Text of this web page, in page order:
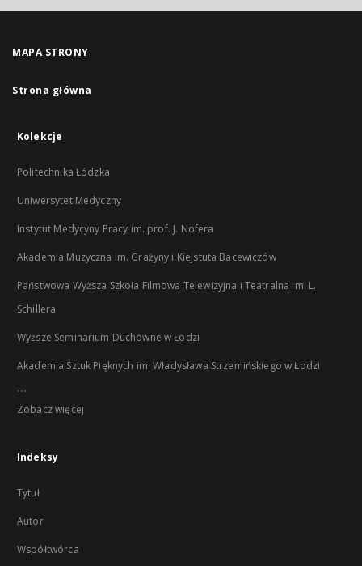
MAPA STRONY
Strona główna
Kolekcje
Politechnika Łódzka
Uniwersytet Medyczny
Instytut Medycyny Pracy im. prof. J. Nofera
Akademia Muzyczna im. Grażyny i Kiejstuta Bacewiczów
Państwowa Wyższa Szkoła Filmowa Telewizyjna i Teatralna im. L.
Schillera
Wyższe Seminarium Duchowne w Łodzi
Akademia Sztuk Pięknych im. Władysława Strzemińskiego w Łodzi
...
Zobacz więcej
Indeksy
Tytuł
Autor
Współtwórca